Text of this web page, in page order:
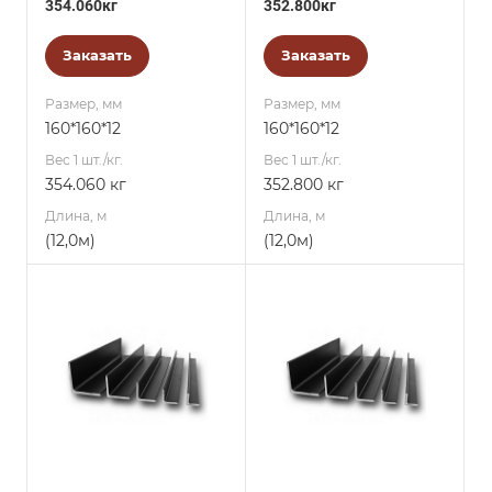
354.060кг
Заказать
Размер, мм
160*160*12
Вес 1 шт./кг.
354.060 кг
Длина, м
(12,0м)
352.800кг
Заказать
Размер, мм
160*160*12
Вес 1 шт./кг.
352.800 кг
Длина, м
(12,0м)